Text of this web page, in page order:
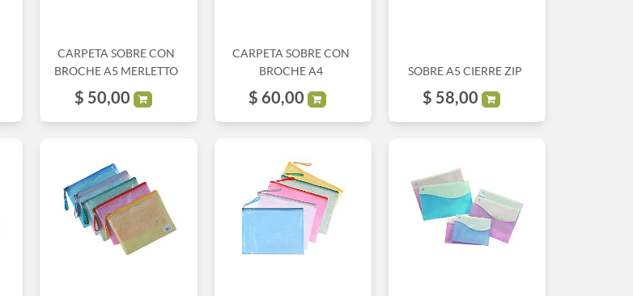
CARPETA SOBRE CON
BROCHE A5 MERLETTO
$ 50,00
CARPETA SOBRE CON
BROCHE A4
$ 60,00
SOBRE A5 CIERRE ZIP
$ 58,00